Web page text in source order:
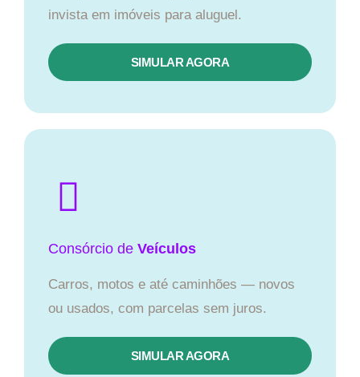
invista em imóveis para aluguel.
SIMULAR AGORA​
Consórcio de Veículos
Carros, motos e até caminhões — novos
ou usados, com parcelas sem juros.
SIMULAR AGORA